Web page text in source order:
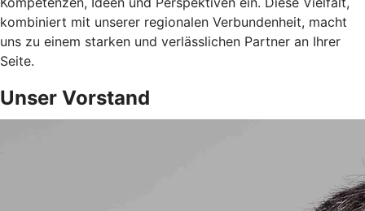
kombiniert mit unserer regionalen Verbundenheit, macht
uns zu einem starken und verlässlichen Partner an Ihrer
Seite.
Unser Vorstand